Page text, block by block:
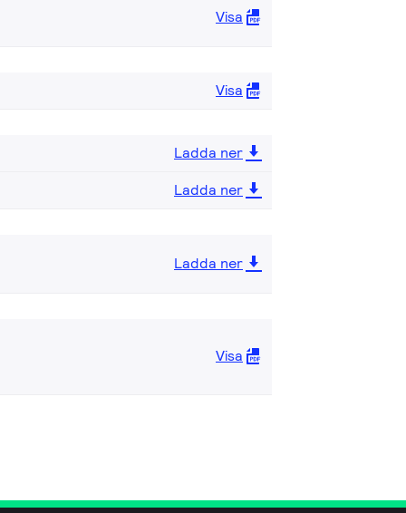
Visa
Visa
Ladda ner
Ladda ner
Ladda ner
Visa